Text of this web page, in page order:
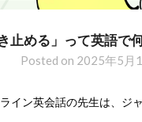
き止める」って英語
Posted on 2025年5月
イン英会話の先生は、ジ